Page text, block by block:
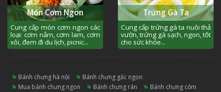
Món Cơm Ngon
Cung cấp món cơm ngon các
loại: cơm nắm, cơm lam, cơm
xôi, đem đi du lịch, picnic...
Trứng Gà Ta
Cung cấp trứng gà ta nuôi thả
vườn, trứng gà sạch, ngon, tốt
cho sức khỏe...
bánh chưng hà nội
bánh chưng gấc ngon
mua bánh chưng ngon
bánh chưng rán
bánh chưng cốm